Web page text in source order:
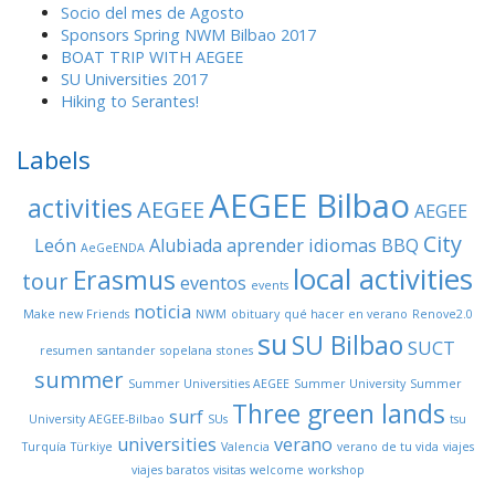
Socio del mes de Agosto
Sponsors Spring NWM Bilbao 2017
BOAT TRIP WITH AEGEE
SU Universities 2017
Hiking to Serantes!
Labels
activitiesAEGEEAEGEE Bilbao AEGEE
León AeGeENDA Alubiada aprender idiomas BBQ City
tour Erasmus eventos events local activities
Make new Friends noticia NWM obituary qué hacer en verano Renove2.0
resumen santander sopelana stones suSU Bilbao SUCT
summer Summer Universities AEGEE Summer University Summer
University AEGEE-Bilbao surf SUs Three green lands tsu
Turquía Türkiye universities Valencia verano verano de tu vida viajes
viajes baratos visitas welcome workshop